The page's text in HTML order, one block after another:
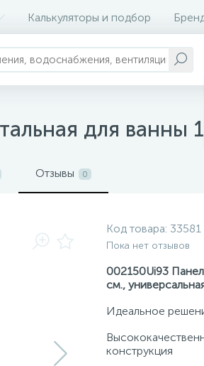
Калькуляторы и подбор
для ванны
Отзывы 0
Код товара: 33581
Пока нет отзывов
002150Ui93
см.,
Идеальное
конструкция